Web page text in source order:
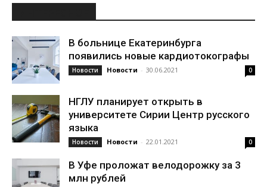
В больнице Екатеринбурга
появились новые кардиотокографы
Новости Новости - 30.06.2021 0
НГЛУ планирует открыть в
университете Сирии Центр русского
языка
Новости Новости - 22.01.2021 0
В Уфе проложат велодорожку за 3
млн рублей